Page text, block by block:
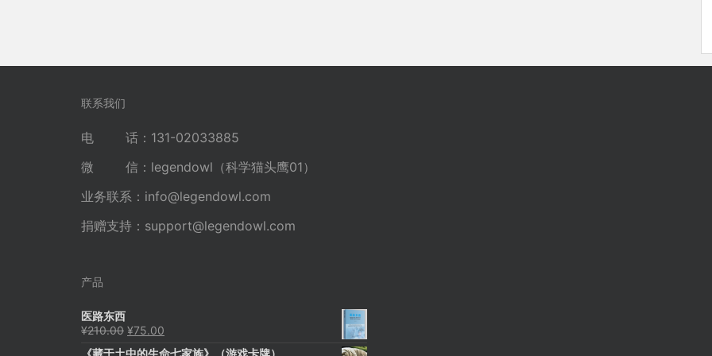
联系我们
电 话：131-02033885
微 信：legendowl（科学猫头鹰01）
业务联系： info@legendowl.com
捐赠支持： support@legendowl.com
产品
医路东西
¥210.00 原
¥75.00